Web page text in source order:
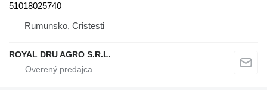
51018025740
Rumunsko, Cristesti
ROYAL DRU AGRO S.R.L.